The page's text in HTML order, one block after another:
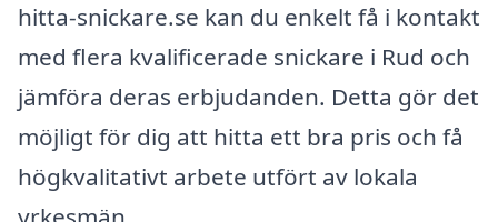
hitta-snickare.se kan du enkelt få i kontakt
med flera kvalificerade snickare i Rud och
jämföra deras erbjudanden. Detta gör det
möjligt för dig att hitta ett bra pris och få
högkvalitativt arbete utfört av lokala